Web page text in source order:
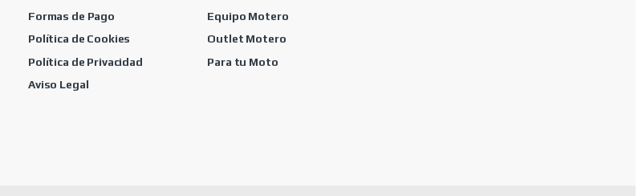
Formas de Pago
Política de Cookies
Política de Privacidad
Aviso Legal
Equipo Motero
Outlet Motero
Para tu Moto